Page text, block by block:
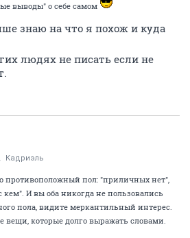
выводы" о себе самом
знаю на что я похож и куда
людях не писать если не
Кадриэль
противоположный пол: "приличных нет",
кем". И вы оба никогда не пользовались
пола, видите меркантильный интерес.
которые долго выражать словами.